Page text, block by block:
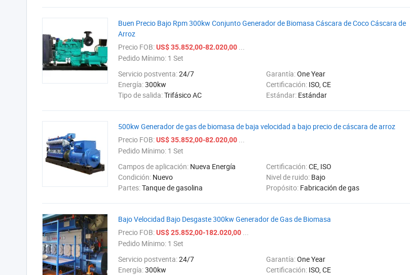
Buen Precio Bajo Rpm 300kw Conjunto Generador de Biomasa Cáscara de Coco Cáscara de
Arroz
Precio FOB:US$ 35.852,00-82.020,00 ...
Pedido Mínimo: 1 Set
Servicio postventa:24/7 Garantía:One Year
Energía:300kw Certificación: ISO, CE
Tipo de salida:Trifásico AC Estándar: Estándar
500kw Generador de gas de biomasa de baja velocidad a bajo precio de cáscara de arroz
Precio FOB:US$ 35.852,00-82.020,00 ...
Pedido Mínimo: 1 Set
Campos de aplicación: Nueva Energía Certificación:CE, ISO
Condición: Nuevo Nivel de ruido: Bajo
Partes:Tanque de gasolina Propósito: Fabricación de gas
Bajo Velocidad Bajo Desgaste 300kw Generador de Gas de Biomasa
Precio FOB:US$ 25.852,00-182.020,00 ...
Pedido Mínimo: 1 Set
Servicio postventa:24/7 Garantía:One Year
Energía:300kw Certificación: ISO, CE